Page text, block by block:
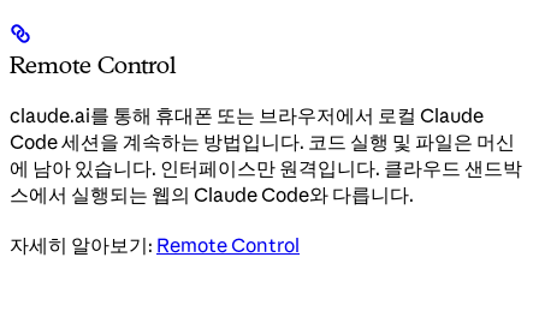
Remote Control
claude.ai를 통해 휴대폰 또는 브라우저에서 로컬 Claude
Code 세션을 계속하는 방법입니다. 코드 실행 및 파일은 머신
에 남아 있습니다. 인터페이스만 원격입니다. 클라우드 샌드박
스에서 실행되는 웹의 Claude Code와 다릅니다.
자세히 알아보기: Remote Control